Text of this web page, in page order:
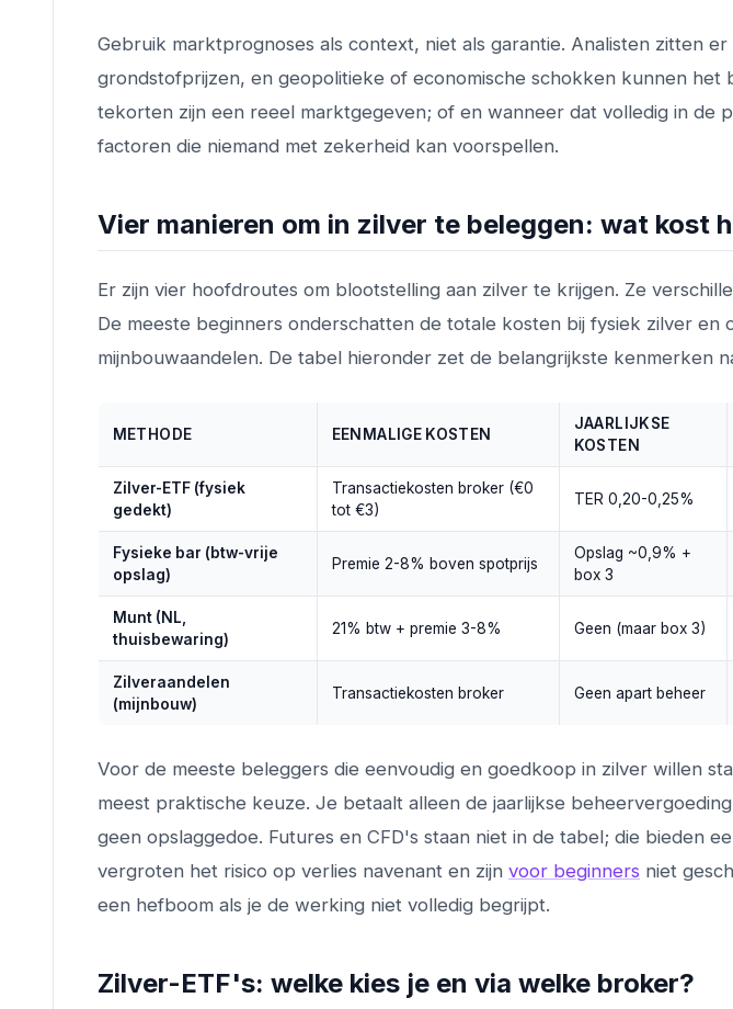
Gebruik marktprognoses als context, niet als garantie. Analisten zitten er
grondstofprijzen, en geopolitieke of economische schokken kunnen het
tekorten zijn een reeel marktgegeven; of en wanneer dat volledig in de
factoren die niemand met zekerheid kan voorspellen.
Vier manieren om in zilver te beleggen: wat kost
Er zijn vier hoofdroutes om blootstelling aan zilver te krijgen. Ze
De meeste beginners onderschatten de totale kosten bij fysiek zilver en
mijnbouwaandelen. De tabel hieronder zet de belangrijkste kenmerken
METHODE EENMALIGE KOSTEN
JAARLIJKSE
KOSTEN
Zilver-ETF (fysiek
gedekt)
Transactiekosten broker (€0
tot €3)
TER 0,20-0,25%
Fysieke bar (btw-vrije
opslag)
Premie 2-8% boven spotprijs
Opslag ~0,9% +
box 3
Munt (NL,
thuisbewaring)
21% btw + premie 3-8% Geen (maar box 3)
Zilveraandelen
(mijnbouw)
Transactiekosten broker Geen apart beheer
Voor de meeste beleggers die eenvoudig en goedkoop in zilver willen
meest praktische keuze. Je betaalt alleen de jaarlijkse
geen opslaggedoe. Futures en CFD's staan niet in de tabel; die bieden
vergroten het risico op verlies navenant en zijn voor beginners niet
een hefboom als je de werking niet volledig begrijpt.
Zilver-ETF's: welke kies je en via welke broker?